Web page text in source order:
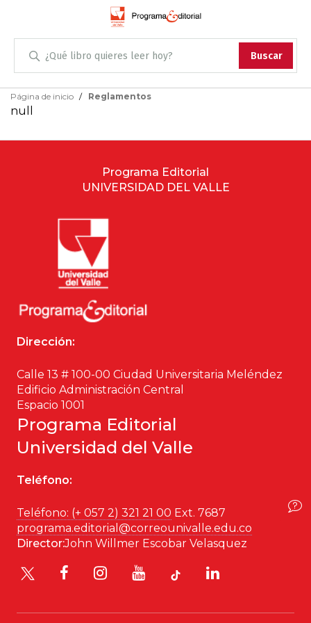
Buscar
Administración
Antropología
Ciencias Sociales
Conflicto Armado
Construcción de paz
Desarrollo
Diseño
Economía
Educación
Skip
Página de inicio Reglamentos
null
Programa Editorial
UNIVERSIDAD DEL VALLE
Dirección:
Calle 13 # 100-00 Ciudad Universitaria Meléndez
Edificio Administración Central
Espacio 1001
Programa Editorial
Universidad del Valle
Teléfono:
Teléfono: (+ 057 2) 321 21 00 Ext. 7687
programa.editorial@correounivalle.edu.co
Director:John Willmer Escobar Velasquez